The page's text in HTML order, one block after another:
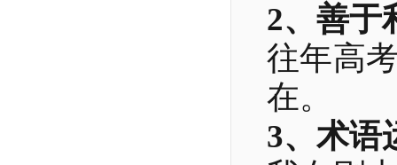
2、善于
往年高
在。
3、术语